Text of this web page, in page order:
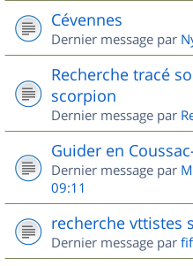
Cévennes
Dernier message par
Recherche tracé
scorpion
Dernier message par
Guider en
Dernier message par
09:11
recherche vttistes
Dernier message par